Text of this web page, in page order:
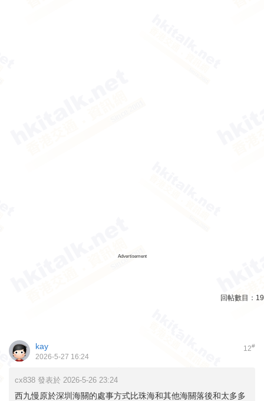
Advertisement
回帖數目： 19
12#
kay
2026-5-27 16:24
cx838 發表於 2026-5-26 23:24
西九慢原於深圳海關的處事方式比珠海和其他海關落後和太多多